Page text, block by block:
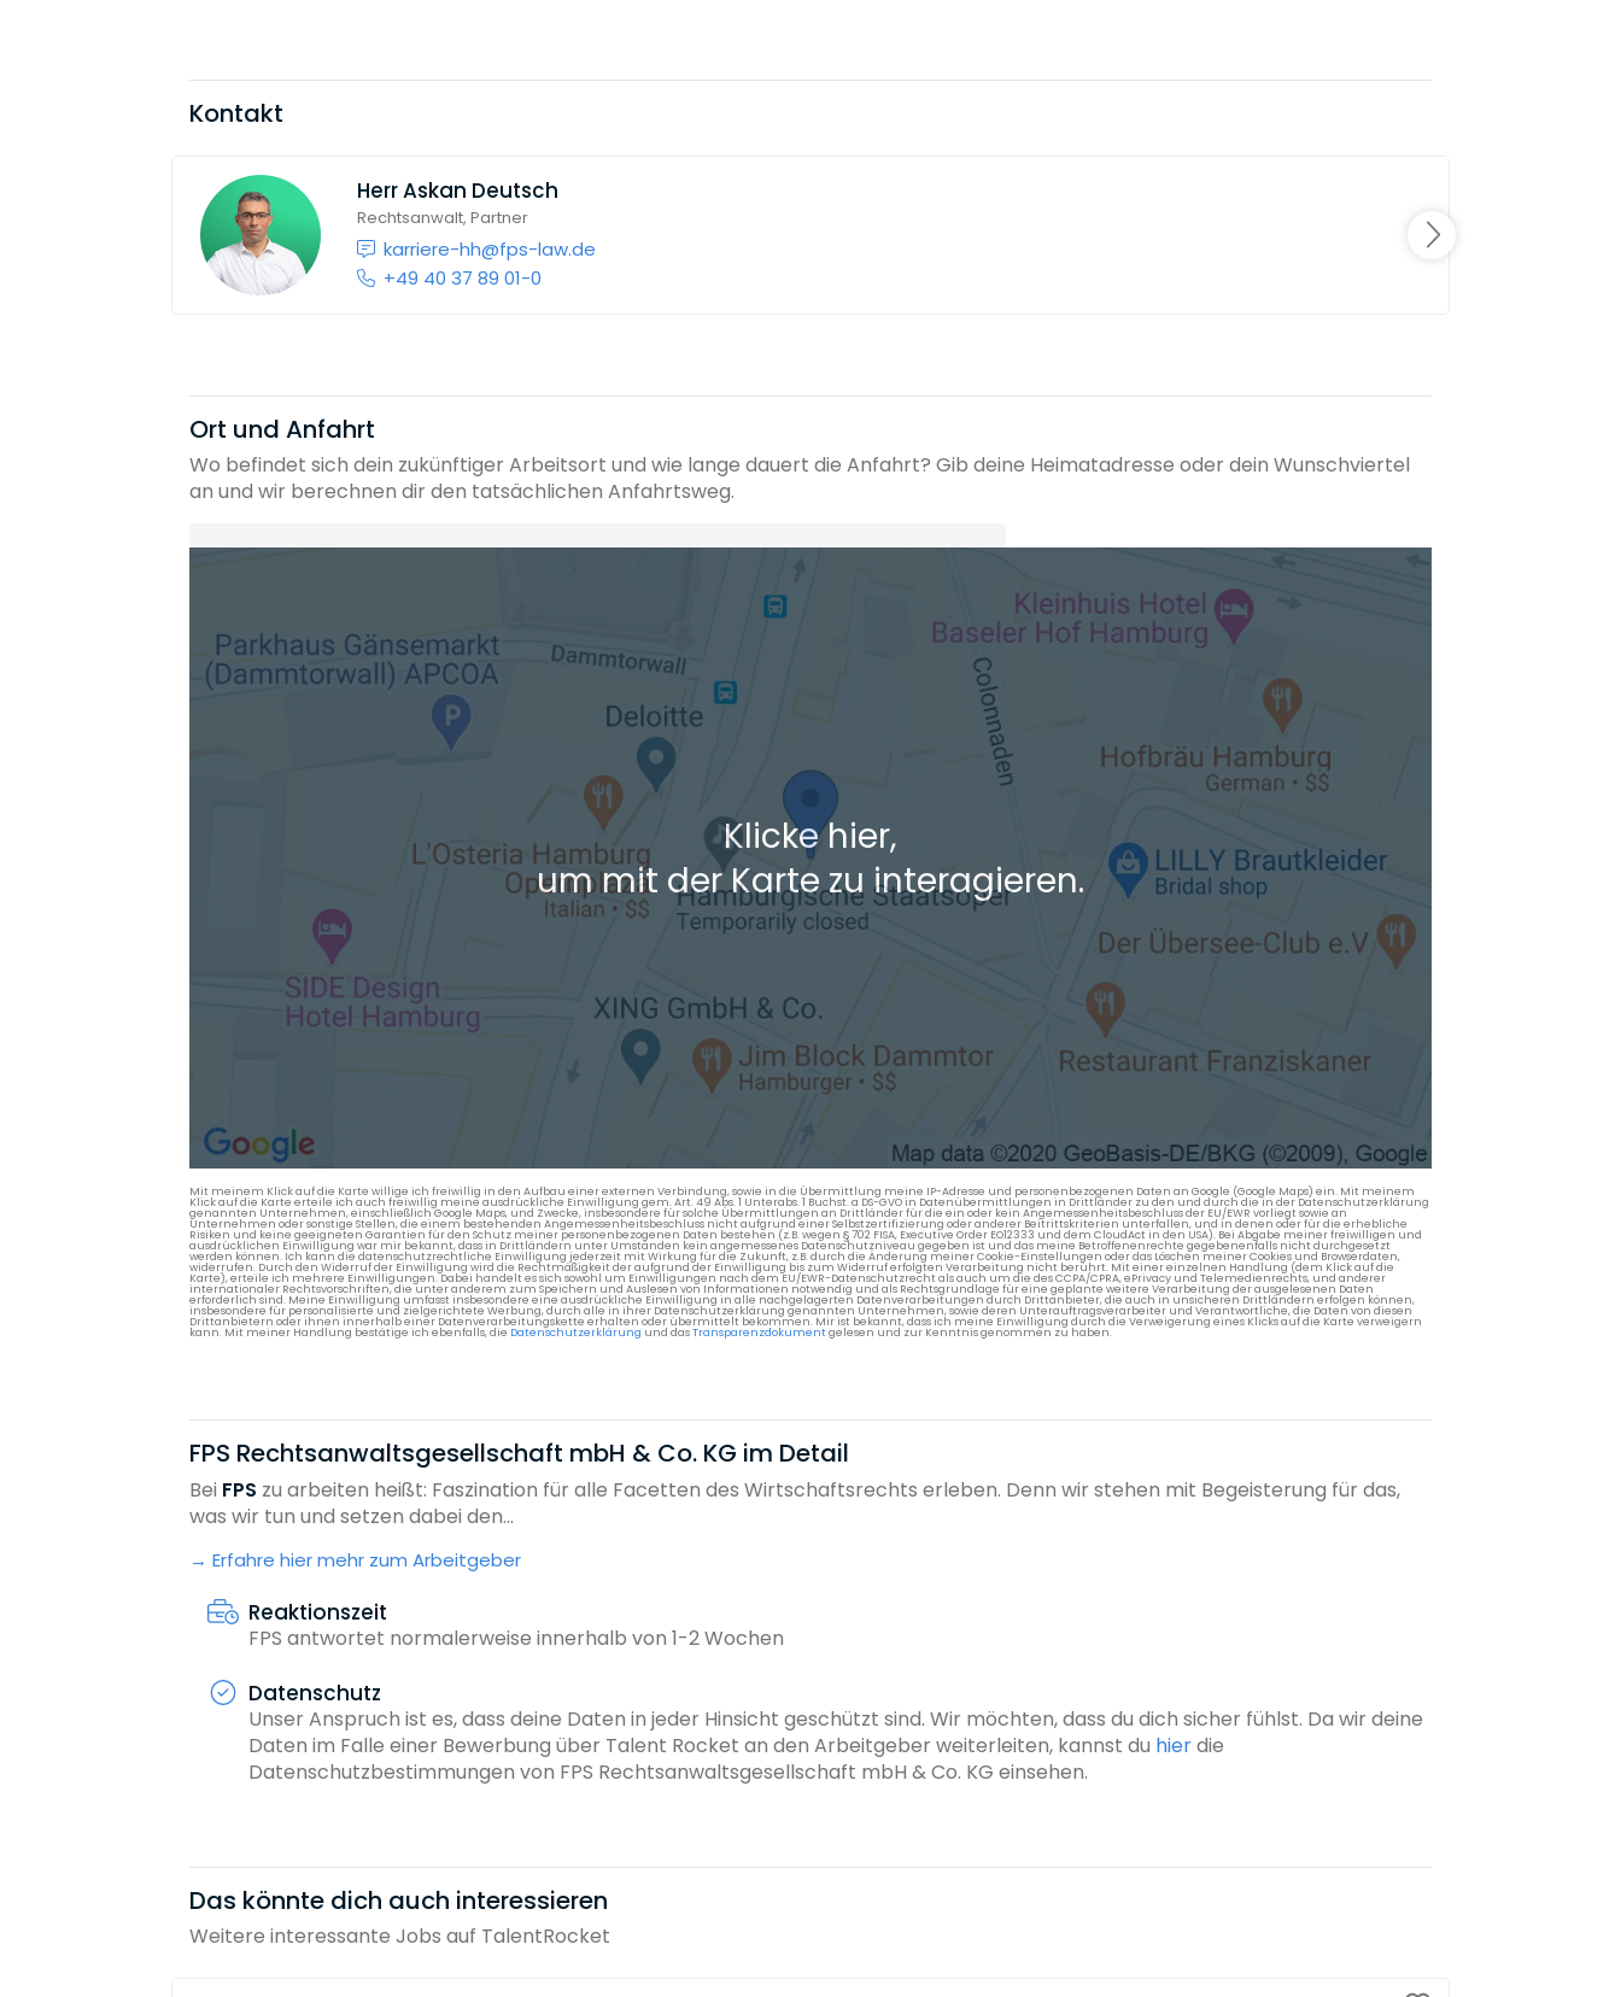
Kontakt
HerrAskan Deutsch
Rechtsanwalt, Partner
karriere-hh@fps-law.de
+49 40 37 89 01-0
Ort und Anfahrt
Wo befindet sich dein zukünftiger Arbeitsort und wie lange dauert die Anfahrt? Gib deine Heimatadresse oder dein Wunschviertel
an und wir berechnen dir den tatsächlichen Anfahrtsweg.
Heimatadresse oder Wunschort
Die berechneten Anreisezeiten basieren auf den Verkehrsdaten eines typischen Dienstag morgens um 8:30.
Klicke hier,
um mit der Karte zu interagieren.
Mit meinem Klick auf die Karte willige ich freiwillig in den Aufbau einer externen Verbindung, sowie in die Übermittlung meine IP-Adresse und personenbezogenen Daten an Google (Google Maps) ein. Mit meinem
Klick auf die Karte erteile ich auch freiwillig meine ausdrückliche Einwilligung gem. Art. 49 Abs. 1 Unterabs. 1 Buchst. a DS-GVO in Datenübermittlungen in Drittländer zu den und durch die in der Datenschutzerklärung
genannten Unternehmen, einschließlich Google Maps, und Zwecke, insbesondere für solche Übermittlungen an Drittländer für die ein oder kein Angemessenheitsbeschluss der EU/EWR vorliegt sowie an
Unternehmen oder sonstige Stellen, die einem bestehenden Angemessenheitsbeschluss nicht aufgrund einer Selbstzertifizierung oder anderer Beitrittskriterien unterfallen, und in denen oder für die erhebliche
Risiken und keine geeigneten Garantien für den Schutz meiner personenbezogenen Daten bestehen (z.B. wegen § 702 FISA, Executive Order EO12333 und dem CloudAct in den USA). Bei Abgabe meiner freiwilligen und
ausdrücklichen Einwilligung war mir bekannt, dass in Drittländern unter Umständen kein angemessenes Datenschutzniveau gegeben ist und das meine Betroffenenrechte gegebenenfalls nicht durchgesetzt
werden können. Ich kann die datenschutzrechtliche Einwilligung jederzeit mit Wirkung für die Zukunft, z.B. durch die Änderung meiner Cookie-Einstellungen oder das Löschen meiner Cookies und Browserdaten,
widerrufen. Durch den Widerruf der Einwilligung wird die Rechtmäßigkeit der aufgrund der Einwilligung bis zum Widerruf erfolgten Verarbeitung nicht berührt. Mit einer einzelnen Handlung (dem Klick auf die
Karte), erteile ich mehrere Einwilligungen. Dabei handelt es sich sowohl um Einwilligungen nach dem EU/EWR-Datenschutzrecht als auch um die des CCPA/CPRA, ePrivacy und Telemedienrechts, und anderer
internationaler Rechtsvorschriften, die unter anderem zum Speichern und Auslesen von Informationen notwendig und als Rechtsgrundlage für eine geplante weitere Verarbeitung der ausgelesenen Daten
erforderlich sind. Meine Einwilligung umfasst insbesondere eine ausdrückliche Einwilligung in alle nachgelagerten Datenverarbeitungen durch Drittanbieter, die auch in unsicheren Drittländern erfolgen können,
insbesondere für personalisierte und zielgerichtete Werbung, durch alle in ihrer Datenschutzerklärung genannten Unternehmen, sowie deren Unterauftragsverarbeiter und Verantwortliche, die Daten von diesen
Drittanbietern oder ihnen innerhalb einer Datenverarbeitungskette erhalten oder übermittelt bekommen. Mir ist bekannt, dass ich meine Einwilligung durch die Verweigerung eines Klicks auf die Karte verweigern
kann. Mit meiner Handlung bestätige ich ebenfalls, die Datenschutzerklärung und dasTransparenzdokumentgelesen und zur Kenntnis genommen zu haben.
FPS Rechtsanwaltsgesellschaft mbH & Co. KG im Detail
Bei FPS zu arbeiten heißt: Faszination für alle Facetten des Wirtschaftsrechts erleben. Denn wir stehen mit Begeisterung für das,
was wir tun und setzen dabei den...
Erfahre hier mehr zum Arbeitgeber
Reaktionszeit
FPS antwortet normalerweise innerhalb von 1-2 Wochen
Datenschutz
Unser Anspruch ist es, dass deine Daten in jeder Hinsicht geschützt sind. Wir möchten, dass du dich sicher fühlst. Da wir deine
Daten im Falle einer Bewerbung über Talent Rocket an den Arbeitgeber weiterleiten, kannst du hierdie
Datenschutzbestimmungen von FPS Rechtsanwaltsgesellschaft mbH & Co. KG einsehen.
Das könnte dich auch interessieren
Weitere interessante Jobs auf TalentRocket